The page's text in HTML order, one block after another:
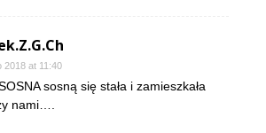
2018 at 11:40
sosną się stała i zamieszkała
nami….